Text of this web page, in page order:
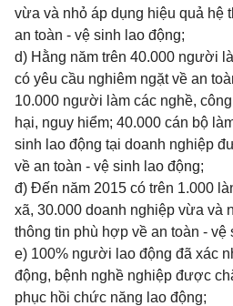
vừa và nhỏ áp dụng hiệu quả hệ
an toàn - vệ sinh lao động;
d) Hằng năm trên 40.000 người
có yêu cầu nghiêm ngặt về an
10.000 người làm các nghề,
hại, nguy hiểm; 40.000 cán bộ
sinh lao động tại doanh nghiệp
về an toàn - vệ sinh lao động;
đ) Đến năm 2015 có trên 1.000
xã, 30.000 doanh nghiệp vừa và
thông tin phù hợp về an toàn - vệ
e) 100% người lao động đã xác
động, bệnh nghề nghiệp được
phục hồi chức năng lao động;